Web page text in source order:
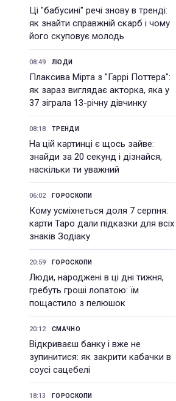
Ці "бабусині" речі знову в тренді:
як знайти справжній скарб і чому
його скуповує молодь
08:49 ЛЮДИ
Плаксива Мірта з "Гаррі Поттера":
як зараз виглядає акторка, яка у
37 зіграла 13-річну дівчинку
08:18 ТРЕНДИ
На цій картинці є щось зайве:
знайди за 20 секунд і дізнайся,
наскільки ти уважний
06:02 ГОРОСКОПИ
Кому усміхнеться доля 7 серпня:
карти Таро дали підказки для всіх
знаків Зодіаку
20:59 ГОРОСКОПИ
Люди, народжені в ці дні тижня,
гребуть гроші лопатою: їм
пощастило з пелюшок
20:12 СМАЧНО
Відкриваєш банку і вже не
зупинитися: як закрити кабачки в
соусі сацебелі
18:13 ГОРОСКОПИ